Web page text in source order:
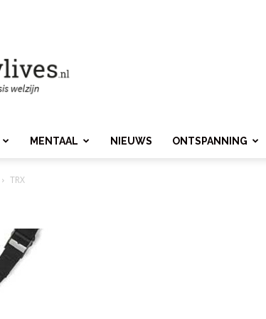
MENTAAL NIEUWS ONTSPANNING
TRX